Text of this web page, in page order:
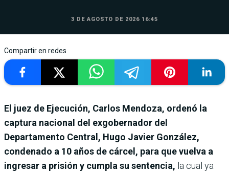
3 DE AGOSTO DE 2026 16:45
Compartir en redes
El juez de Ejecución, Carlos Mendoza, ordenó la
captura nacional del exgobernador del
Departamento Central, Hugo Javier González,
condenado a 10 años de cárcel, para que vuelva a
ingresar a prisión y cumpla su sentencia, la cual ya